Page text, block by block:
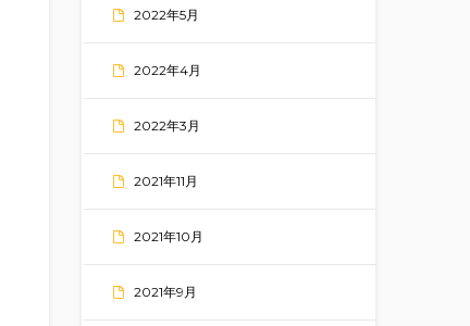
2022年5月
2022年4月
2022年3月
2021年11月
2021年10月
2021年9月